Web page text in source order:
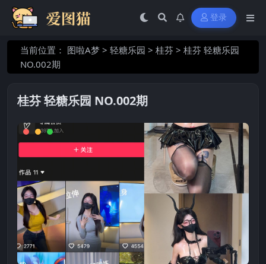
登录
当前位置： 图啦A梦 > 轻糖乐园 > 桂芬 > 桂芬 轻糖乐园
NO.002期
桂芬 轻糖乐园 NO.002期